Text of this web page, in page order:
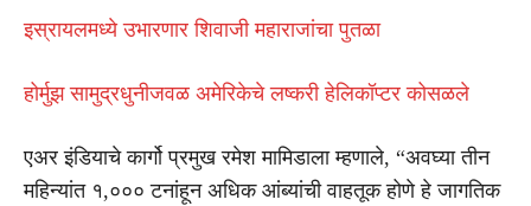
इस्रायलमध्ये उभारणार शिवाजी महाराजांचा पुतळा
होर्मुझ सामुद्रधुनीजवळ अमेरिकेचे लष्करी हेलिकॉप्टर कोसळले
एअर इंडियाचे कार्गो प्रमुख रमेश मामिडाला म्हणाले, “अवघ्या तीन
महिन्यांत १,००० टनांहून अधिक आंब्यांची वाहतूक होणे हे जागतिक